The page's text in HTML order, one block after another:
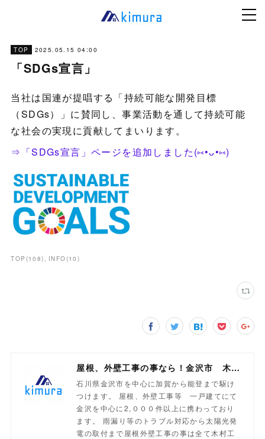
TOP 2025.05.15 04:00
「SDGs宣言」
当社は国連が提唱する「持続可能な開発目標
（SDGs）」に賛同し、事業活動を通して持続可能
な社会の実現に貢献してまいります。
⇒「SDGs宣言」ページを追加しました(⑅•ᴗ•⑅)
TOP (108) INFO(10 )
屋根、外壁工事の事なら！金沢市 木村工業
石川県金沢市を中心に加賀から能登まで駆け
つけます。 屋根、外壁工事等 一戸建てにて
金沢を中心に2,０００件以上に携わっており
ます。 雨漏り等のトラブル対応から太陽光発
電の取付まで屋根外壁工事の事は全て木村工